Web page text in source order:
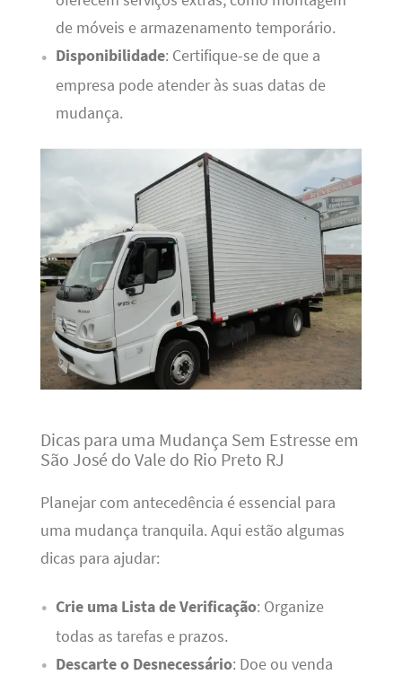
de móveis e armazenamento temporário.
Disponibilidade: Certifique-se de que a
empresa pode atender às suas datas de
mudança.
Dicas para uma Mudança Sem Estresse em
São José do Vale do Rio Preto RJ
Planejar com antecedência é essencial para
uma mudança tranquila. Aqui estão algumas
dicas para ajudar:
Crie uma Lista de Verificação: Organize
todas as tarefas e prazos.
Descarte o Desnecessário: Doe ou venda